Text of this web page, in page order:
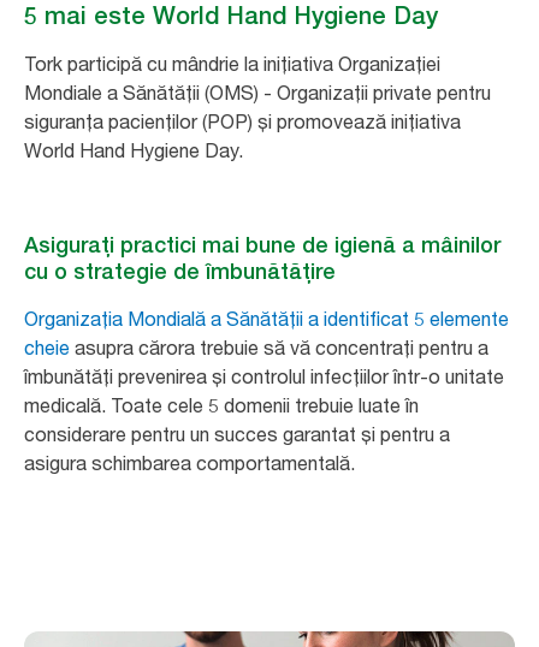
5 mai este World Hand Hygiene Day
Tork participă cu mândrie la inițiativa Organizației
Mondiale a Sănătății (OMS) - Organizații private pentru
siguranța pacienților (POP) și promovează inițiativa
World Hand Hygiene Day.
Asigurați practici mai bune de igienă a mâinilor
cu o strategie de îmbunătățire
Organizația Mondială a Sănătății a identificat 5 elemente
cheie asupra cărora trebuie să vă concentrați pentru a
îmbunătăți prevenirea și controlul infecțiilor într-o unitate
medicală. Toate cele 5 domenii trebuie luate în
considerare pentru un succes garantat și pentru a
asigura schimbarea comportamentală.